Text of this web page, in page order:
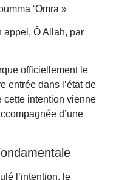
‘Omra »
appel, Ô Allah, par
officiellement le
entrée dans l’état de
cette intention vienne
d’une
l’intention, le